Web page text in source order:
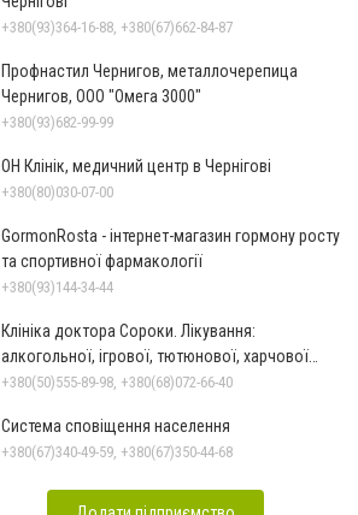
+380(93)364-16-88, +380(67)662-84-87
Профнастил Чернигов, металлочерепица
Чернигов, ООО "Омега 3000"
+380(93)682-99-99
ОН Клінік, медичний центр в Чернігові
+380(80)030-07-00
GormonRosta - інтернет-магазин гормону росту
та спортивної фармакології
+380(93)144-34-44
Клініка доктора Сороки. Лікування:
алкогольної, ігрової, тютюнової, харчової
залежностей, неврозів т
+380(50)555-89-98, +380(68)072-66-40
Система сповіщення населення
+380(67)340-49-59, +380(67)350-44-68